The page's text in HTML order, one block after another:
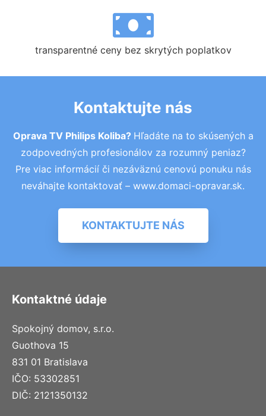
transparentné ceny bez skrytých poplatkov
Kontaktujte nás
Oprava TV Philips Koliba? Hľadáte na to skúsených a
zodpovedných profesionálov za rozumný peniaz?
Pre viac informácií či nezáväznú cenovú ponuku nás
neváhajte kontaktovať – www.domaci-opravar.sk.
KONTAKTUJTE NÁS
Kontaktné údaje
Spokojný domov, s.r.o.
Guothova 15
831 01 Bratislava
IČO: 53302851
DIČ: 2121350132